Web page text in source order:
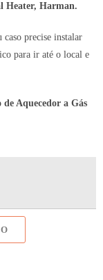
Heater, Harman.
caso precise instalar
para ir até o local e
Aquecedor a Gás